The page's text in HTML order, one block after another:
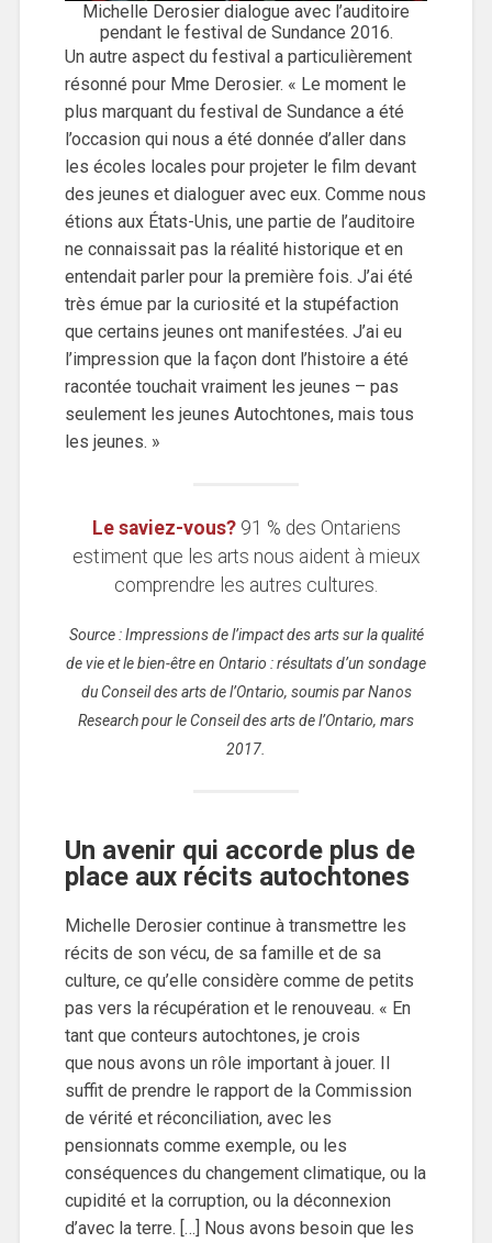
Michelle Derosier dialogue avec l’auditoire
pendant le festival de Sundance 2016.
Un autre aspect du festival a particulièrement
résonné pour Mme Derosier. « Le moment le
plus marquant du festival de Sundance a été
l’occasion qui nous a été donnée d’aller dans
les écoles locales pour projeter le film devant
des jeunes et dialoguer avec eux. Comme nous
étions aux États-Unis, une partie de l’auditoire
ne connaissait pas la réalité historique et en
entendait parler pour la première fois. J’ai été
très émue par la curiosité et la stupéfaction
que certains jeunes ont manifestées. J’ai eu
l’impression que la façon dont l’histoire a été
racontée touchait vraiment les jeunes – pas
seulement les jeunes Autochtones, mais tous
les jeunes. »
Le saviez-vous?91 % des Ontariens
estiment que les arts nous aident à mieux
comprendre les autres cultures.
Source : Impressions de l’impact des arts sur la qualité
de vie et le bien-être en Ontario : résultats d’un sondage
du Conseil des arts de l’Ontario, soumis par Nanos
Research pour le Conseil des arts de l’Ontario, mars
2017.
Un avenir qui accorde plus de
place aux récits autochtones
Michelle Derosier continue à transmettre les
récits de son vécu, de sa famille et de sa
culture, ce qu’elle considère comme de petits
pas vers la récupération et le renouveau. « En
tant que conteurs autochtones, je crois
que nous avons un rôle important à jouer. Il
suffit de prendre le rapport de la Commission
de vérité et réconciliation, avec les
pensionnats comme exemple, ou les
conséquences du changement climatique, ou la
cupidité et la corruption, ou la déconnexion
d’avec la terre. […] Nous avons besoin que les